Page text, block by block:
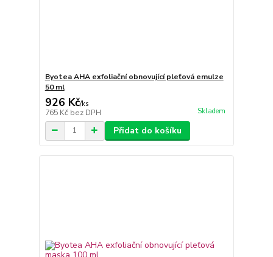
Byotea AHA exfoliační obnovující pleťová emulze
50 ml
926 Kč/ks
765 Kč bez DPH Skladem
Přidat do košíku